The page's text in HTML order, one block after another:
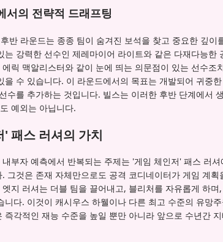
서의 전략적 드래프팅
반 라운드는 종종 팀이 숨겨진 보석을 찾고 중요한 깊
는 강력한 선수인 제레마이어 라이트와 같은 다재다능
릭 맥알리스터와 같이 눈에 띄는 의문점이 있는 선수조
을 수 있습니다. 이 라운드에서의 목표는 개발되어 귀중
수를 추가하는 것입니다. 빌스는 이러한 후반 단계에서
예외는 아닙니다.
' 패스 러셔의 가치
부자 예측에서 반복되는 주제는 '게임 체인저' 패스 러
그것은 존재 자체만으로도 공격 코디네이터가 게임 계
지 러셔는 더블 팀을 끌어내고, 블리처를 자유롭게 하
니다. 이것이 캐시우스 하웰이나 다른 최고 수준의 유망
즉각적인 재능 수준을 높일 뿐만 아니라 앞으로 수년간